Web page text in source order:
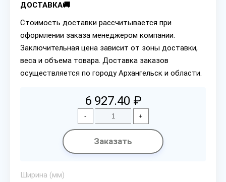
ДОСТАВКА🚚
Стоимость доставки рассчитывается при
оформлении заказа менеджером компании.
Заключительная цена зависит от зоны доставки,
веса и объема товара. Доставка заказов
осуществляется по городу Архангельск и области.
6 927.40 ₽
- +
Заказать
Ширина (мм)